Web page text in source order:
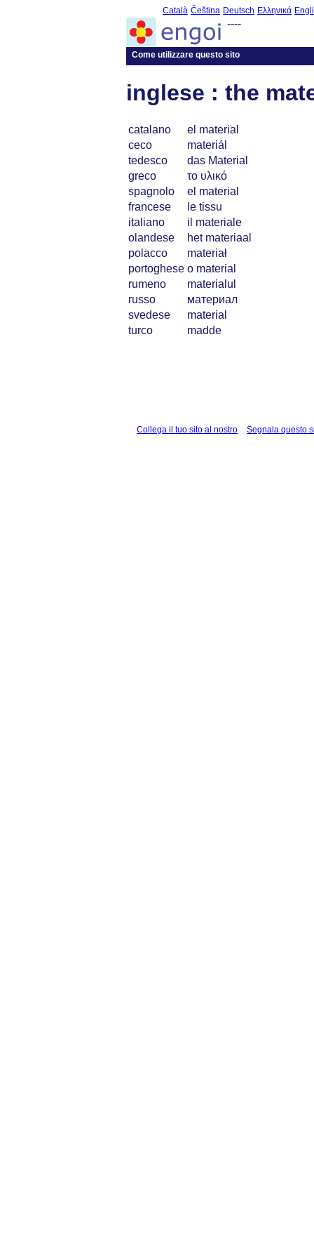
Català Čeština Deutsch Ελληνικά
----
Come utilizzare questo sito
inglese : the
catalano
el material
ceco
materiál
tedesco
das Material
greco
το υλικό
spagnolo
el material
francese
le tissu
italiano
il materiale
olandese
het materiaal
polacco
materiał
portoghese o material
rumeno
materialul
russo
материал
svedese
material
turco
madde
Collega il tuo sito al nostro Segnala questo